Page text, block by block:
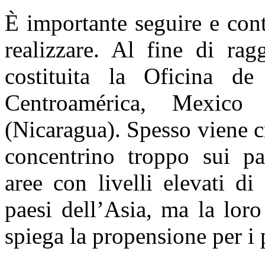
È importante seguire e
realizzare. Al fine di
costituita la Oficina de
Centroamérica,
(Nicaragua). Spesso
concentrino troppo sui
aree con livelli elevati di
paesi dell’Asia, ma la
spiega la propensione per i